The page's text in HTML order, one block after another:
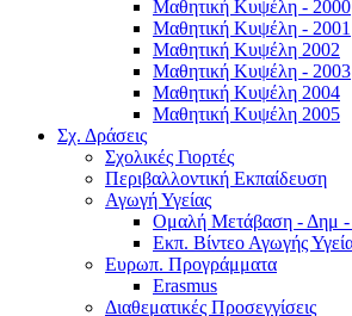
Μαθητική Κυψέλη - 2000
Μαθητική Κυψέλη - 2001
Μαθητική Κυψέλη 2002
Μαθητική Κυψέλη - 2003
Μαθητική Κυψέλη 2004
Μαθητική Κυψέλη 2005
Σχ. Δράσεις
Σχολικές Γιορτές
Περιβαλλοντική Εκπαίδευση
Αγωγή Υγείας
Ομαλή Μετάβαση - Δημ
Εκπ. Βίντεο Αγωγής
Ευρωπ. Προγράμματα
Erasmus
Διαθεματικές Προσεγγίσεις